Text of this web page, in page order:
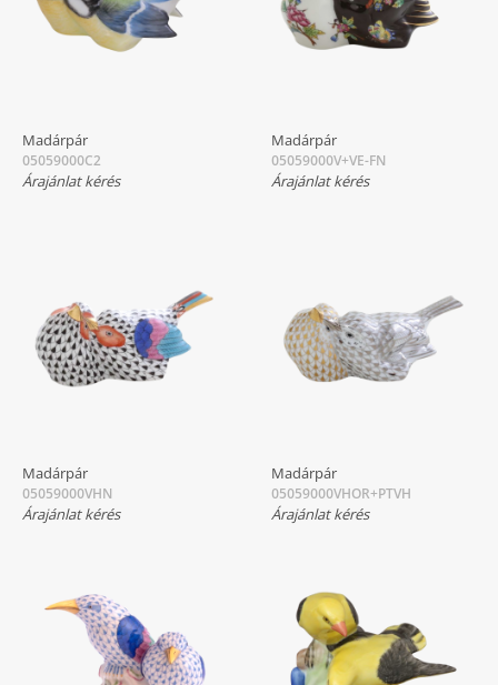
Madárpár
05059000C2
Árajánlat kérés
Madárpár
05059000V+VE-FN
Árajánlat kérés
Madárpár
05059000VHN
Árajánlat kérés
Madárpár
05059000VHOR+PTVH
Árajánlat kérés